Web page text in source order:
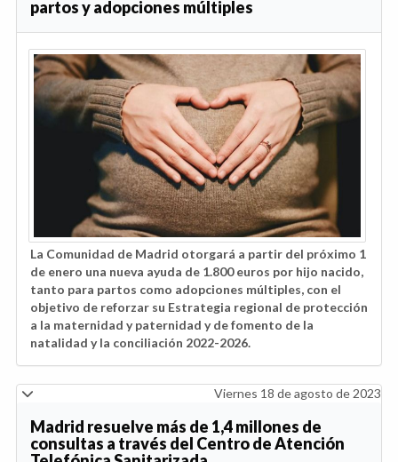
partos y adopciones múltiples
La Comunidad de Madrid otorgará a partir del próximo 1
de enero una nueva ayuda de 1.800 euros por hijo nacido,
tanto para partos como adopciones múltiples, con el
objetivo de reforzar su Estrategia regional de protección
a la maternidad y paternidad y de fomento de la
natalidad y la conciliación 2022-2026.
Viernes 18 de agosto de 2023
Madrid resuelve más de 1,4 millones de
consultas a través del Centro de Atención